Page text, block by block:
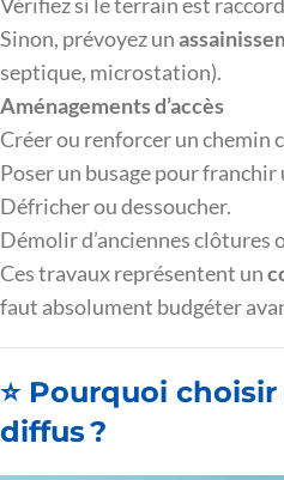
Sinon, prévoyez un
septique, microstation).
Aménagements d’accès
Créer ou renforcer un chemin
Poser un busage pour franchir
Défricher ou dessoucher.
Démolir d’anciennes clôtures
Ces travaux représentent un
faut absolument budgéter
⭐ Pourquoi
diffus ?